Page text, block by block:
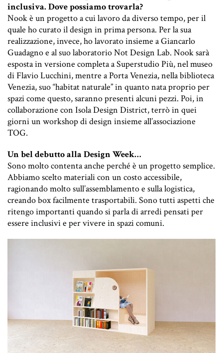
inclusiva. Dove possiamo trovarla?
Nook è un progetto a cui lavoro da diverso tempo, per il
quale ho curato il design in prima persona. Per la sua
realizzazione, invece, ho lavorato insieme a Giancarlo
Guadagno e al suo laboratorio Not Design Lab. Nook sarà
esposta in versione completa a Superstudio Più, nel museo
di Flavio Lucchini, mentre a Porta Venezia, nella biblioteca
Venezia, suo “habitat naturale” in quanto nata proprio per
spazi come questo, saranno presenti alcuni pezzi. Poi, in
collaborazione con Isola Design District, terrò in quei
giorni un workshop di design insieme all’associazione
TOG.
Un bel debutto alla Design Week…
Sono molto contenta anche perché è un progetto semplice.
Abbiamo scelto materiali con un costo accessibile,
ragionando molto sull’assemblamento e sulla logistica,
creando box facilmente trasportabili. Sono tutti aspetti che
ritengo importanti quando si parla di arredi pensati per
essere inclusivi e per vivere in spazi comuni.